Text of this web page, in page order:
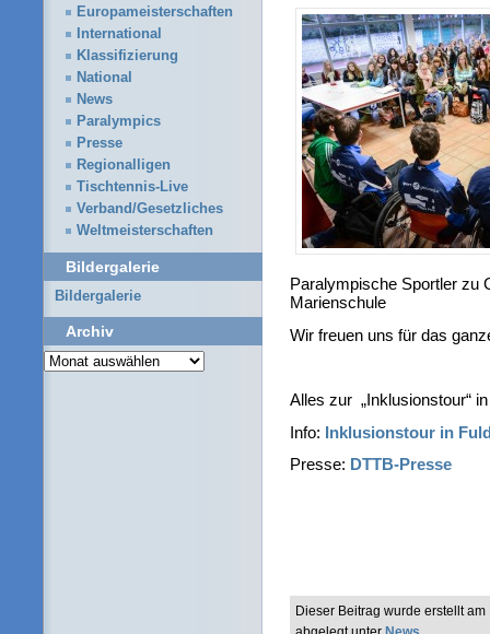
Paralympische Sportler zu
Marienschule
Wir freuen uns für das
Alles zur „Inklusionstour“
Info: Inklusionstour in
Presse: DTTB-Presse
Dieser Beitrag wurde erstellt
Europameisterschaften
International
Klassifizierung
National
News
Paralympics
Presse
Regionalligen
Tischtennis-Live
Verband/Gesetzliches
Weltmeisterschaften
Bildergalerie
Bildergalerie
Archiv
Archiv